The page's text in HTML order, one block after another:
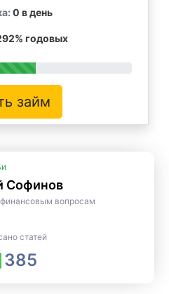
0 в день
годовых
займ
Софинов
финансовым вопросам
статей
385